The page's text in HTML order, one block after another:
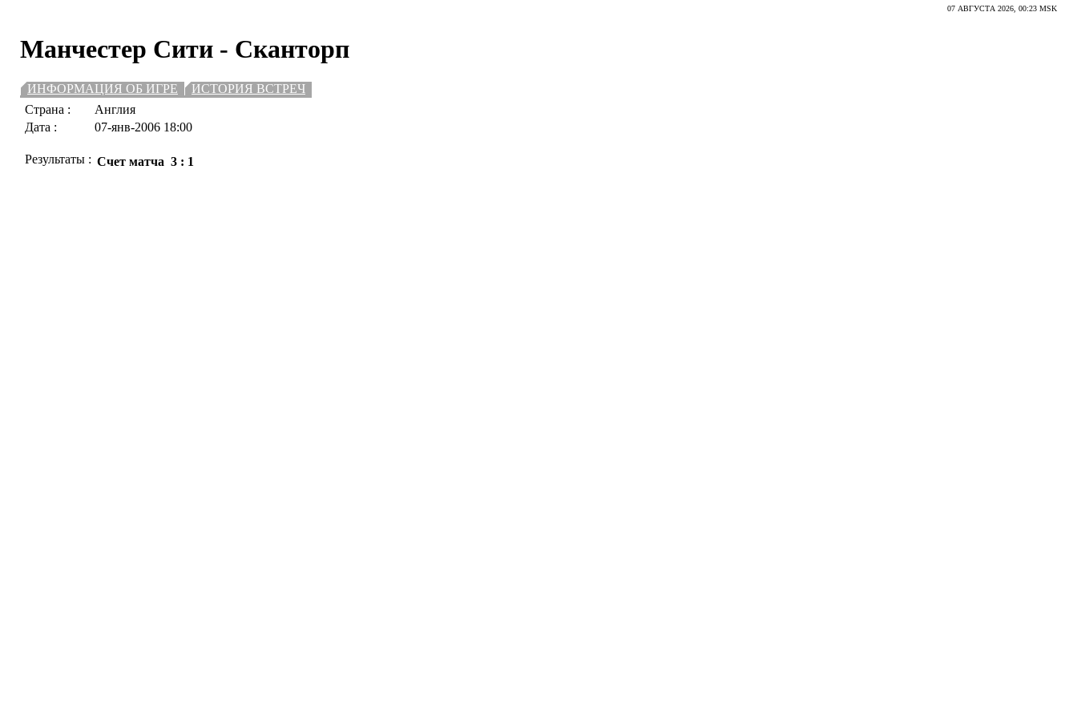
07 АВГУСТА 2026, 00:23 MSK
Манчестер Сити - Сканторп
ИНФОРМАЦИЯ ОБ ИГРЕ
ИСТОРИЯ ВСТРЕЧ
Страна :
Англия
Дата :
07-янв-2006 18:00
Результаты : Счет матча 3 : 1